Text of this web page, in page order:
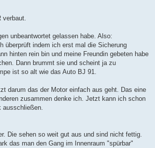
verbaut.
unbeantwortet gelassen habe. Also:
überprüft indem ich erst mal die Sicherung
hinten rein bin und meine Freundin gebeten habe
Dann brummt sie und scheint ja zu
ist so alt wie das Auto BJ 91.
darum das der Motor einfach aus geht. Das eine
zusammen denke ich. Jetzt kann ich schon
ausschließen.
Die sehen so weit gut aus und sind nicht fettig.
das man den Gang im Innenraum "spürbar"